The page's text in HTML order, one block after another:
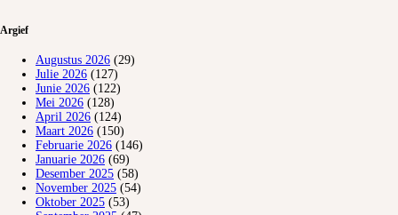
Argief
Augustus 2026 (29)
Julie 2026 (127)
Junie 2026 (122)
Mei 2026 (128)
April 2026 (124)
Maart 2026 (150)
Februarie 2026 (146)
Januarie 2026 (69)
Desember 2025 (58)
November 2025 (54)
Oktober 2025 (53)